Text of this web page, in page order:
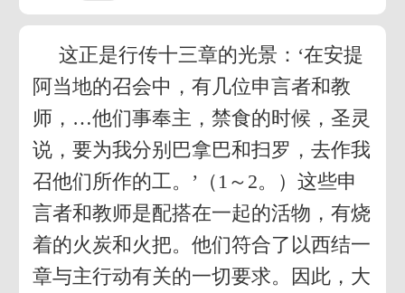
这正是行传十三章的光景：‘在安提
阿当地的召会中，有几位申言者和教
师，…他们事奉主，禁食的时候，圣灵
说，要为我分别巴拿巴和扫罗，去作我
召他们所作的工。’（1～2。）这些申
言者和教师是配搭在一起的活物，有烧
着的火炭和火把。他们符合了以西结一
章与主行动有关的一切要求。因此，大